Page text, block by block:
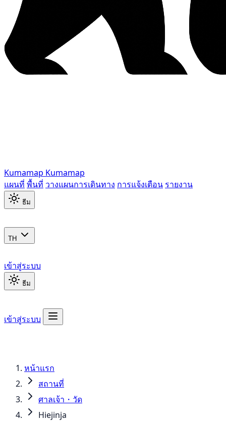
Kumamap Kumamap
แผนที่ พื้นที่ วางแผนการเดินทาง การแจ้งเตือน รายงาน
ธีม
TH
เข้าสู่ระบบ
ธีม
เข้าสู่ระบบ
หน้าแรก
สถานที่
ศาลเจ้า・วัด
Hiejinja